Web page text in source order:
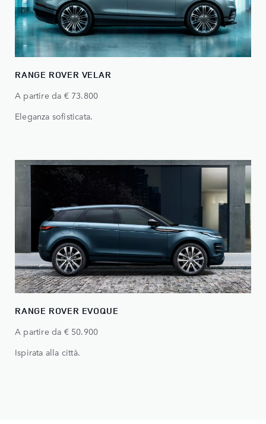
RANGE ROVER VELAR
A partire da € 73.800
Eleganza sofisticata.
RANGE ROVER EVOQUE
A partire da € 50.900
Ispirata alla città.